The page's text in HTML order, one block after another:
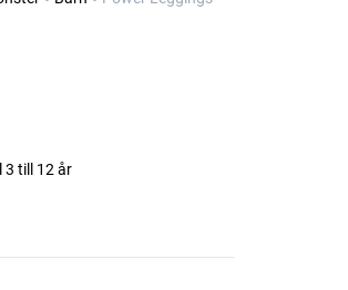
3 till 12 år